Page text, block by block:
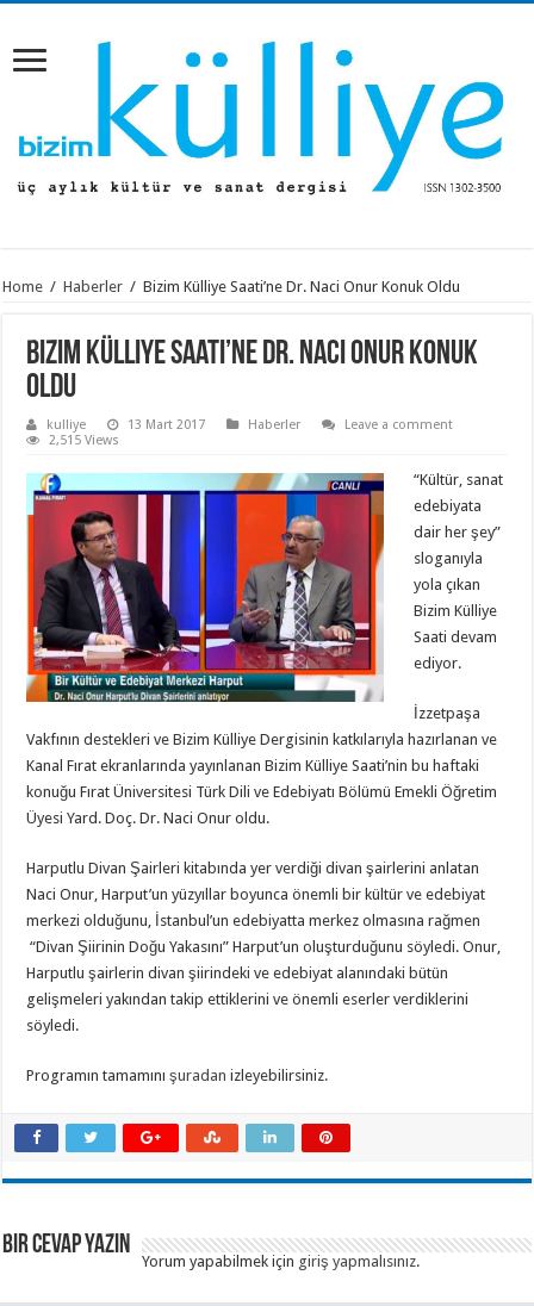
Home / Haberler / Bizim Külliye Saati’ne Dr. Naci Onur Konuk Oldu
Bizim Külliye Saati’ne Dr. Naci Onur Konuk
Oldu
kulliye 13 Mart 2017 Haberler
Leave a comment
2,515 Views
“Kültür, sanat
edebiyata
dair her şey”
sloganıyla
yola çıkan
Bizim Külliye
Saati devam
ediyor.
İzzetpaşa
Vakfının destekleri ve Bizim Külliye Dergisinin katkılarıyla hazırlanan ve
Kanal Fırat ekranlarında yayınlanan Bizim Külliye Saati’nin bu haftaki
konuğu Fırat Üniversitesi Türk Dili ve Edebiyatı Bölümü Emekli Öğretim
Üyesi Yard. Doç. Dr. Naci Onur oldu.
Harputlu Divan Şairleri kitabında yer verdiği divan şairlerini anlatan
Naci Onur, Harput’un yüzyıllar boyunca önemli bir kültür ve edebiyat
merkezi olduğunu, İstanbul’un edebiyatta merkez olmasına rağmen
“Divan Şiirinin Doğu Yakasını” Harput’un oluşturduğunu söyledi. Onur,
Harputlu şairlerin divan şiirindeki ve edebiyat alanındaki bütün
gelişmeleri yakından takip ettiklerini ve önemli eserler verdiklerini
söyledi.
Programın tamamınışuradan izleyebilirsiniz.
Bir Cevap Yazın
Yorum yapabilmek için giriş yapmalısınız.